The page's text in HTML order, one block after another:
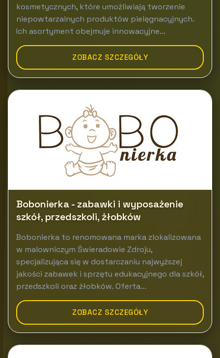
kosmetycznych, które umożliwiają tworzenie
niepowtarzalnych produktów pielęgnacyjnych.
Ich asortyment obejmuje innowacyjne...
ZOBACZ SZCZEGÓŁY
Bobonierka - zabawki i wyposażenie
szkół, przedszkoli, żłobków
Bobonierka to renomowana marka zlokalizowana
w malowniczym Świeradowie Zdroju,
specjalizująca się w dostarczaniu najwyższej
jakości zabawek i sprzętu edukacyjnego dla szkół,
przedszkoli oraz żłobków. Oferta...
ZOBACZ SZCZEGÓŁY